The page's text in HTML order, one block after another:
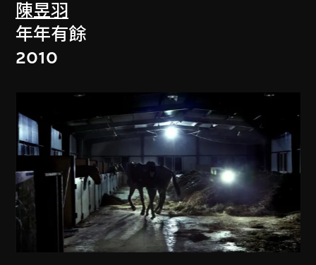
陳昱羽
年年有餘
2010